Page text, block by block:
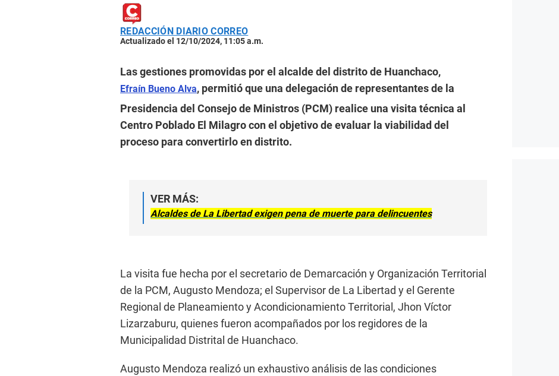
REDACCIÓN DIARIO CORREO
Actualizado el 12/10/2024, 11:05 a.m.
Las gestiones promovidas por el alcalde del distrito de Huanchaco,
Efraín Bueno Alva, permitió que una delegación de representantes de la
Presidencia del Consejo de Ministros (PCM) realice una visita técnica al
Centro Poblado El Milagro con el objetivo de evaluar la viabilidad del
proceso para convertirlo en distrito.
VER MÁS:
Alcaldes de La Libertad exigen pena de muerte para delincuentes
La visita fue hecha por el secretario de Demarcación y Organización Territorial
de la PCM, Augusto Mendoza; el Supervisor de La Libertad y el Gerente
Regional de Planeamiento y Acondicionamiento Territorial, Jhon Víctor
Lizarzaburu, quienes fueron acompañados por los regidores de la
Municipalidad Distrital de Huanchaco.
Augusto Mendoza realizó un exhaustivo análisis de las condiciones